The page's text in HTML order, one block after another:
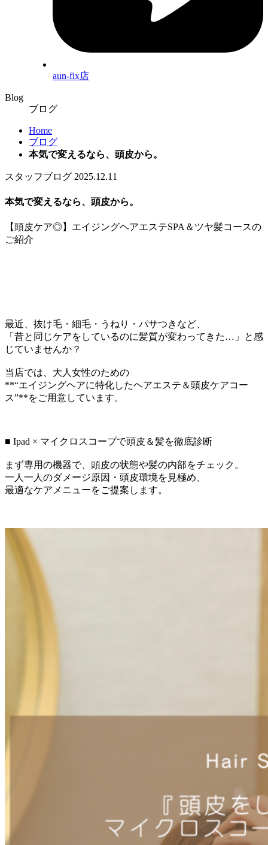
aun-fix店
Blog
ブログ
Home
ブログ
本気で変えるなら、頭皮から。
スタッフブログ 2025.12.11
本気で変えるなら、頭皮から。
【頭皮ケア◎】エイジングヘアエステSPA＆ツヤ髪コースの
ご紹介
最近、抜け毛・細毛・うねり・パサつきなど、
「昔と同じケアをしているのに髪質が変わってきた…」と感
じていませんか？
当店では、大人女性のための
**“エイジングヘアに特化したヘアエステ＆頭皮ケアコー
ス”**をご用意しています。
■ Ipad × マイクロスコープで頭皮＆髪を徹底診断
まず専用の機器で、頭皮の状態や髪の内部をチェック。
一人一人のダメージ原因・頭皮環境を見極め、
最適なケアメニューをご提案します。